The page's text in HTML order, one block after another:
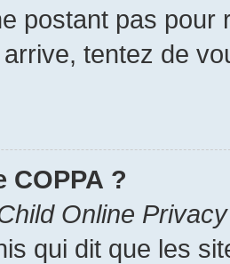
postant pas pour
tentez de
COPPA ?
Online
qui dit que les